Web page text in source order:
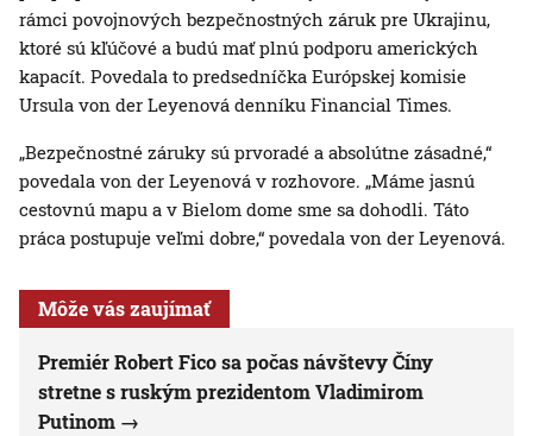
rámci povojnových bezpečnostných záruk pre Ukrajinu,
ktoré sú kľúčové a budú mať plnú podporu amerických
kapacít. Povedala to predsedníčka Európskej komisie
Ursula von der Leyenová denníku Financial Times.
„Bezpečnostné záruky sú prvoradé a absolútne zásadné,“
povedala von der Leyenová v rozhovore. „Máme jasnú
cestovnú mapu a v Bielom dome sme sa dohodli. Táto
práca postupuje veľmi dobre,“ povedala von der Leyenová.
Môže vás zaujímať
Premiér Robert Fico sa počas návštevy Číny
stretne s ruským prezidentom Vladimirom
Putinom